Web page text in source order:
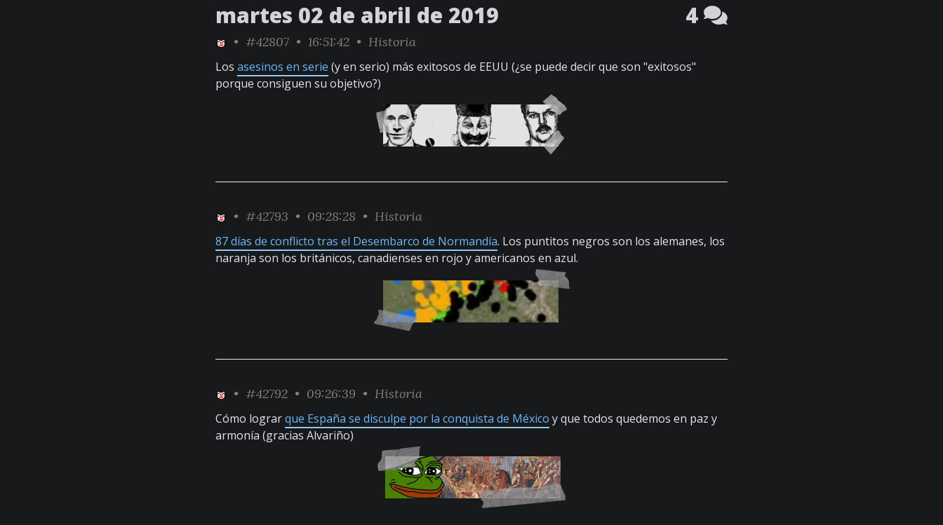
martes 02 de abril de 2019 4
• #42807 • 16:51:42 • Historia
Los asesinos en serie (y en serio) más exitosos de EEUU (¿se puede decir que son "exitosos"
porque consiguen su objetivo?)
• #42793 • 09:28:28 • Historia
87 días de conflicto tras el Desembarco de Normandía. Los puntitos negros son los alemanes, los
naranja son los británicos, canadienses en rojo y americanos en azul.
• #42792 • 09:26:39 • Historia
Cómo lograrque España se disculpe por la conquista de México y que todos quedemos en paz y
armonía (gracias Alvariño)